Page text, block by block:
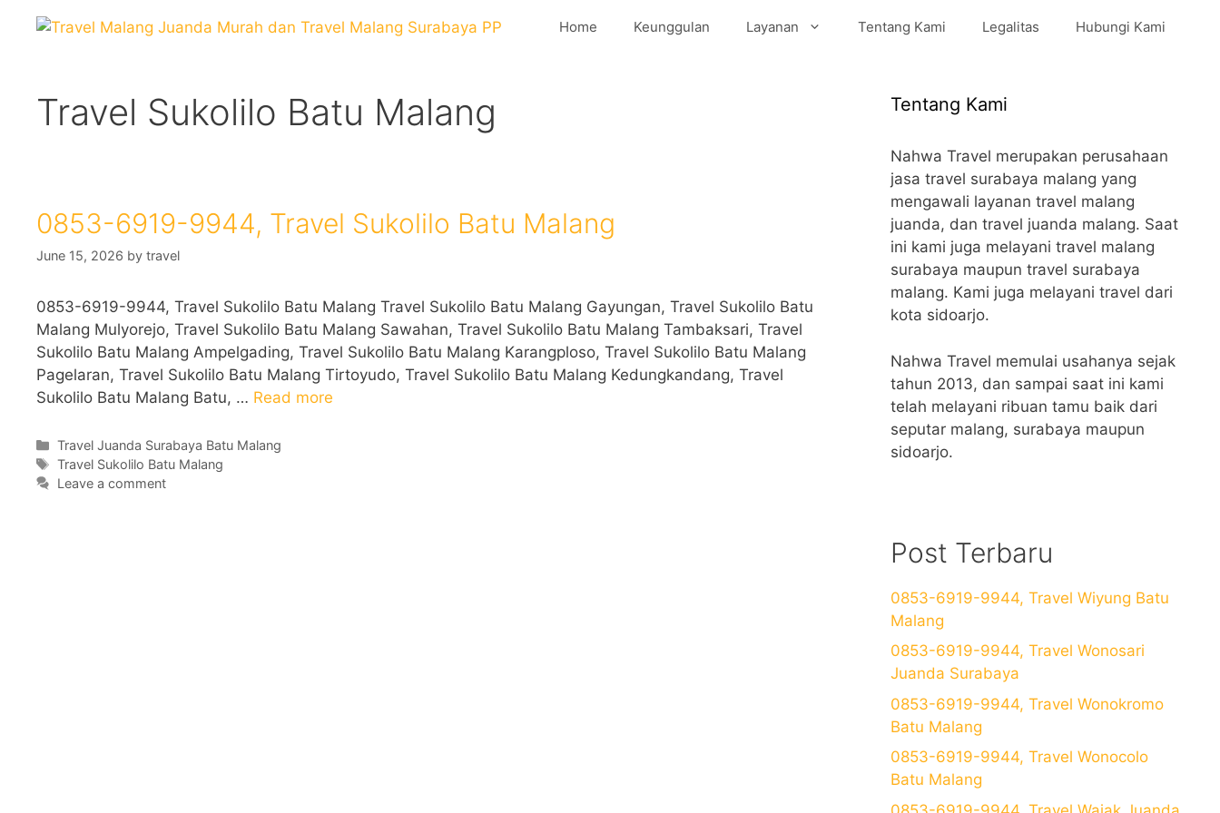
Home Keunggulan Layanan Tentang Kami Legalitas Hubungi Kami
Travel Sukolilo Batu Malang
0853-6919-9944, Travel Sukolilo Batu Malang
June 15, 2026 by travel
0853-6919-9944, Travel Sukolilo Batu Malang Travel Sukolilo Batu Malang Gayungan, Travel Sukolilo Batu
Malang Mulyorejo, Travel Sukolilo Batu Malang Sawahan, Travel Sukolilo Batu Malang Tambaksari, Travel
Sukolilo Batu Malang Ampelgading, Travel Sukolilo Batu Malang Karangploso, Travel Sukolilo Batu Malang
Pagelaran, Travel Sukolilo Batu Malang Tirtoyudo, Travel Sukolilo Batu Malang Kedungkandang, Travel
Sukolilo Batu Malang Batu, … Read more
Categories
Travel Juanda Surabaya Batu Malang
Tags
Travel Sukolilo Batu Malang
Leave a comment
Tentang Kami
Nahwa Travel merupakan perusahaan
jasa travel surabaya malang yang
mengawali layanan travel malang
juanda, dan travel juanda malang. Saat
ini kami juga melayani travel malang
surabaya maupun travel surabaya
malang. Kami juga melayani travel dari
kota sidoarjo.
Nahwa Travel memulai usahanya sejak
tahun 2013, dan sampai saat ini kami
telah melayani ribuan tamu baik dari
seputar malang, surabaya maupun
sidoarjo.
Post Terbaru
0853-6919-9944, Travel Wiyung Batu
Malang
0853-6919-9944, Travel Wonosari
Juanda Surabaya
0853-6919-9944, Travel Wonokromo
Batu Malang
0853-6919-9944, Travel Wonocolo
Batu Malang